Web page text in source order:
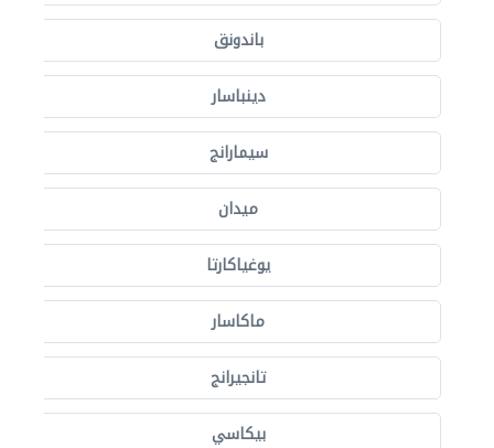
باندونق
دينباسار
سيمارانج
ميدان
يوغياكارتا
ماكاسار
تانجيرانج
بيكاسي